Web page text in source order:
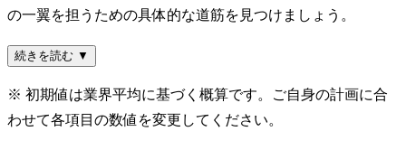
の一翼を担うための具体的な道筋を見つけましょう。
続きを読む ▼
※ 初期値は業界平均に基づく概算です。ご自身の計画に合
わせて各項目の数値を変更してください。